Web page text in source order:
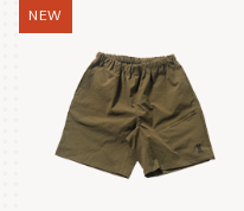
NEW